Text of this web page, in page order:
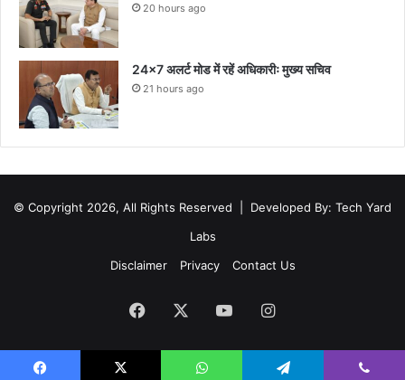
20 hours ago
24×7 अलर्ट मोड में रहें अधिकारीः मुख्य सचिव
21 hours ago
© Copyright 2026, All Rights Reserved | Developed By: Tech Yard
Labs
Disclaimer
Privacy Contact Us
Facebook YouTubeInstagram